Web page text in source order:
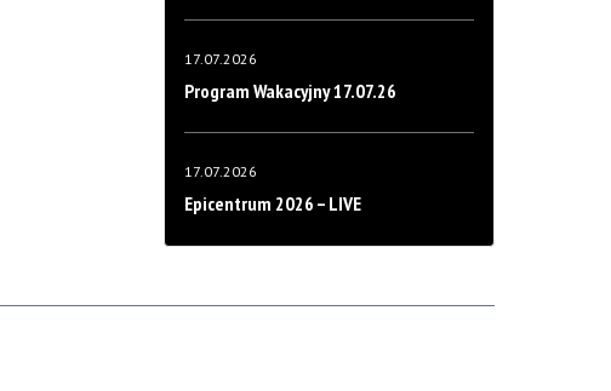
17.07.2026
Program Wakacyjny 17.07.26
17.07.2026
Epicentrum 2026 – LIVE